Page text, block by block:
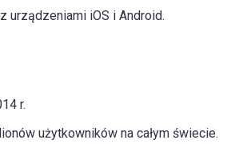
urządzeniami iOS i Android.
r.
użytkowników na całym świecie.